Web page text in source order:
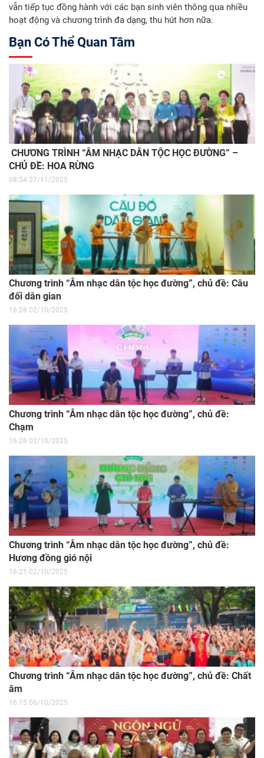
vẫn tiếp tục đồng hành với các bạn sinh viên thông qua nhiều
hoạt động và chương trình đa dạng, thu hút hơn nữa.
Bạn Có Thể Quan Tâm
CHƯƠNG TRÌNH “ÂM NHẠC DÂN TỘC HỌC ĐƯỜNG” –
CHỦ ĐỀ: HOA RỪNG
08:54 27/11/2025
Chương trình “Âm nhạc dân tộc học đường”, chủ đề: Câu
đối dân gian
16:28 02/10/2025
Chương trình “Âm nhạc dân tộc học đường”, chủ đề:
Chạm
16:26 02/10/2025
Chương trình “Âm nhạc dân tộc học đường”, chủ đề:
Hương đồng gió nội
16:21 02/10/2025
Chương trình “Âm nhạc dân tộc học đường”, chủ đề: Chất
âm
16:15 06/10/2025